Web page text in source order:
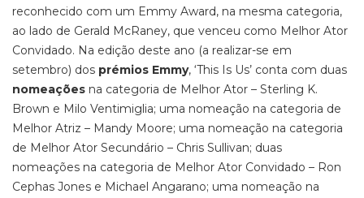
reconhecido com um Emmy Award, na mesma categoria,
ao lado de Gerald McRaney, que venceu como Melhor Ator
Convidado. Na edição deste ano (a realizar-se em
setembro) dos prémios Emmy, ‘This Is Us’ conta com duas
nomeações na categoria de Melhor Ator – Sterling K.
Brown e Milo Ventimiglia; uma nomeação na categoria de
Melhor Atriz – Mandy Moore; uma nomeação na categoria
de Melhor Ator Secundário – Chris Sullivan; duas
nomeações na categoria de Melhor Ator Convidado – Ron
Cephas Jones e Michael Angarano; uma nomeação na